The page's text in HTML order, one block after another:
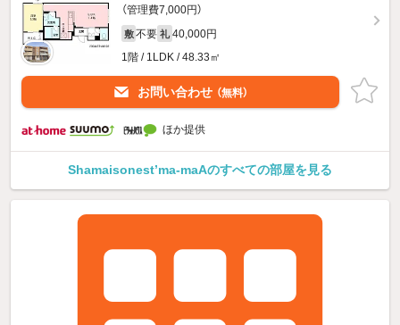
（管理費7,000円）
敷 不要 礼 40,000円
1階 / 1LDK / 48.33㎡
お問い合わせ （無料）
ほか提供
Shamaisonest’ma-maAのすべての部屋を見る